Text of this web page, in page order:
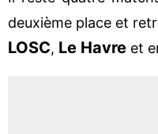
deuxième place et
LOSC, Le Havre et